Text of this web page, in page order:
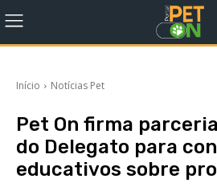
Início Notícias Pet
Pet On firma
do Delegato para
educativos sobre